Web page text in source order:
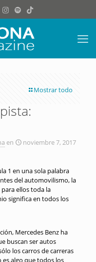
Mostrar todo
en noviembre 7, 2017
1 en una sola palabra
del automovilismo, la
ellos toda la
significa en todos los
Mercedes Benz ha
buscan ser autos
los carros de carreras
es algo que todos los